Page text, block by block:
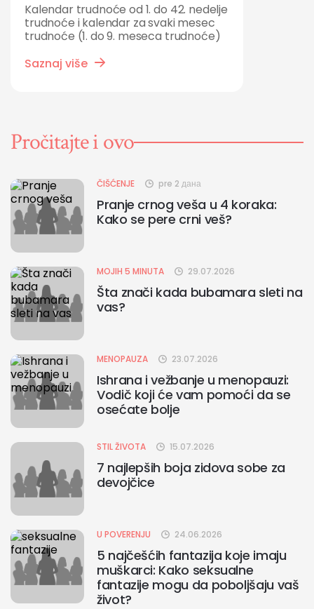
Kalendar trudnoće od 1. do 42. nedelje
trudnoće i kalendar za svaki mesec
trudnoće (1. do 9. meseca trudnoće)
Saznaj više
Pročitajte i ovo
ČIŠĆENJE pre 2 дана
Pranje crnog veša u 4 koraka:
Kako se pere crni veš?
MOJIH 5 MINUTA 29.07.2026
Šta znači kada bubamara sleti na
vas?
MENOPAUZA 23.07.2026
Ishrana i vežbanje u menopauzi:
Vodič koji će vam pomoći da se
osećate bolje
STIL ŽIVOTA 15.07.2026
7 najlepših boja zidova sobe za
devojčice
U POVERENJU 24.06.2026
5 najčešćih fantazija koje imaju
muškarci: Kako seksualne
fantazije mogu da poboljšaju vaš
život?